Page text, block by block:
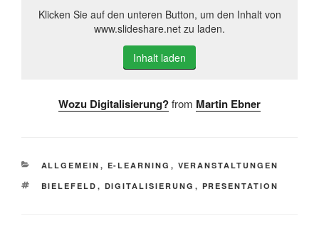
Klicken Sie auf den unteren Button, um den Inhalt von
www.slideshare.net zu laden.
Inhalt laden
Wozu Digitalisierung?from Martin Ebner
KATEGORIEN
ALLGEMEIN , E-LEARNING , VERANSTALTUNGEN
SCHLAGWÖRTER
BIELEFELD , DIGITALISIERUNG , PRESENTATION